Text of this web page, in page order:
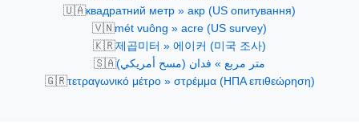
🇺🇦квадратний метр » акр (US опитування)
🇻🇳mét vuông » acre (US survey)
🇰🇷제곱미터 » 에이커 (미국 조사)
🇸🇦متر مربع » فدان (مسح أمريكي)
🇬🇷τετραγωνικό μέτρο » στρέμμα (ΗΠΑ επιθεώρηση)